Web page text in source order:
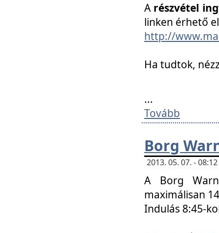
A részvétel
linken érhető
http://
Ha tudtok,
...
Tovább
Borg
2013. 05. 07. -
A Borg
maximálisan
Indulás 8:45-